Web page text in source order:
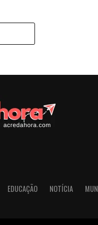
EDUCAÇÃO NOTÍCIA